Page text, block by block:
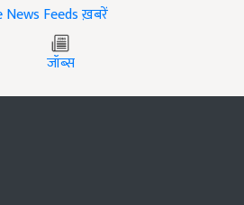
ख़बरें
जॉब्स